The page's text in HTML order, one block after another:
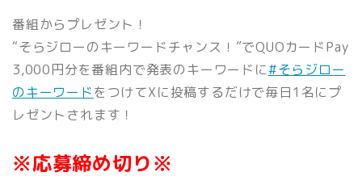
番組からプレゼント！
“そらジローのキーワードチャンス！”でQUOカードPay
3,000円分を番組内で発表のキーワードに#そらジロー
のキーワードをつけてXに投稿するだけで毎日1 名にプ
レゼントされます！
※応募締め切り※